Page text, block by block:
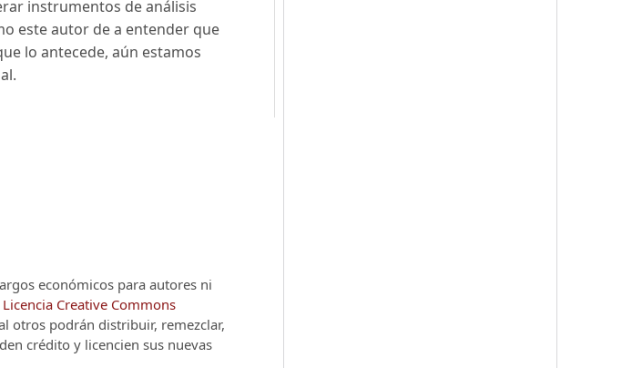
instrumentos de análisis
este autor de a entender que
lo antecede, aún estamos
económicos para autores ni
Licencia Creative Commons
otros podrán distribuir, remezclar,
crédito y licencien sus nuevas